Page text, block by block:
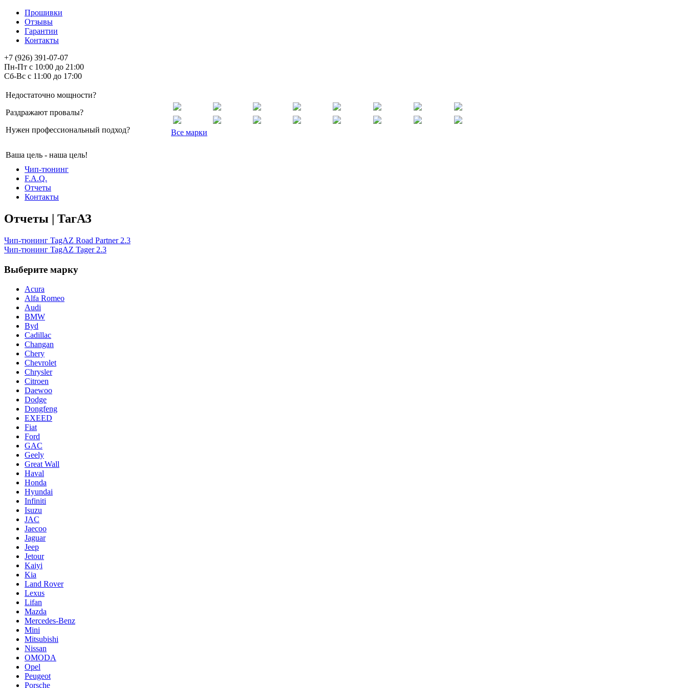
Прошивки
Отзывы
Гарантии
Контакты
+7 (926) 391-07-07
Пн-Пт с 10:00 до 21:00
Сб-Вс с 11:00 до 17:00
Недостаточно мощности?
Раздражают провалы?
Нужен профессиональный подход?
Ваша цель - наша цель!
Все марки
Чип-тюнинг
F.A.Q.
Отчеты
Контакты
Отчеты | ТагАЗ
Чип-тюнинг TagAZ Road Partner 2.3
Чип-тюнинг TagAZ Tager 2.3
Выберите марку
Acura
Alfa Romeo
Audi
BMW
Byd
Cadillac
Changan
Chery
Chevrolet
Chrysler
Citroen
Daewoo
Dodge
Dongfeng
EXEED
Fiat
Ford
GAC
Geely
Great Wall
Haval
Honda
Hyundai
Infiniti
Isuzu
JAC
Jaecoo
Jaguar
Jeep
Jetour
Kaiyi
Kia
Land Rover
Lexus
Lifan
Mazda
Mercedes-Benz
Mini
Mitsubishi
Nissan
OMODA
Opel
Peugeot
Porsche